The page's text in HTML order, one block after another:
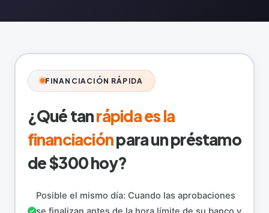
FINANCIACIÓN RÁPIDA
¿Qué tanrápida es la
financiaciónpara un préstamo
de $300 hoy?
Posible el mismo día: Cuando las aprobaciones